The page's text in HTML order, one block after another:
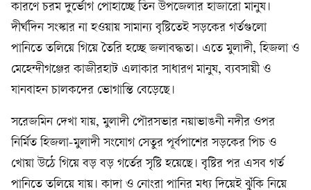
কারণে চরম দুর্ভোগ পোহাচ্ছে তিন উপজেলার হাজারো মানুষ।
দীর্ঘদিন সংস্কার না হওয়ায় সামান্য বৃষ্টিতেই সড়কের গর্তগুলো
পানিতে তলিয়ে গিয়ে তৈরি হচ্ছে জলাবদ্ধতা। এতে মুলাদী, হিজলা ও
মেহেন্দীগঞ্জের কাজীরহাট এলাকার সাধারণ মানুষ, ব্যবসায়ী ও
যানবাহন চালকদের ভোগান্তি বেড়েছে।
সরেজমিন দেখা যায়, মুলাদী পৌরসভার নয়াভাঙনী নদীর ওপর
নির্মিত হিজলা-মুলাদী সংযোগ সেতুর পূর্বপাশের সড়কের পিচ ও
খোয়া উঠে গিয়ে বড় বড় গর্তের সৃষ্টি হয়েছে। বৃষ্টির পর এসব গর্ত
পানিতে তলিয়ে যায়। কাদা ও নোংরা পানির মধ্য দিয়েই ঝুঁকি নিয়ে